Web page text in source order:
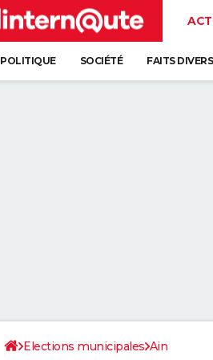
POLITIQUE SOCIÉTÉ FAITS DIVERS
Elections municipales Ain